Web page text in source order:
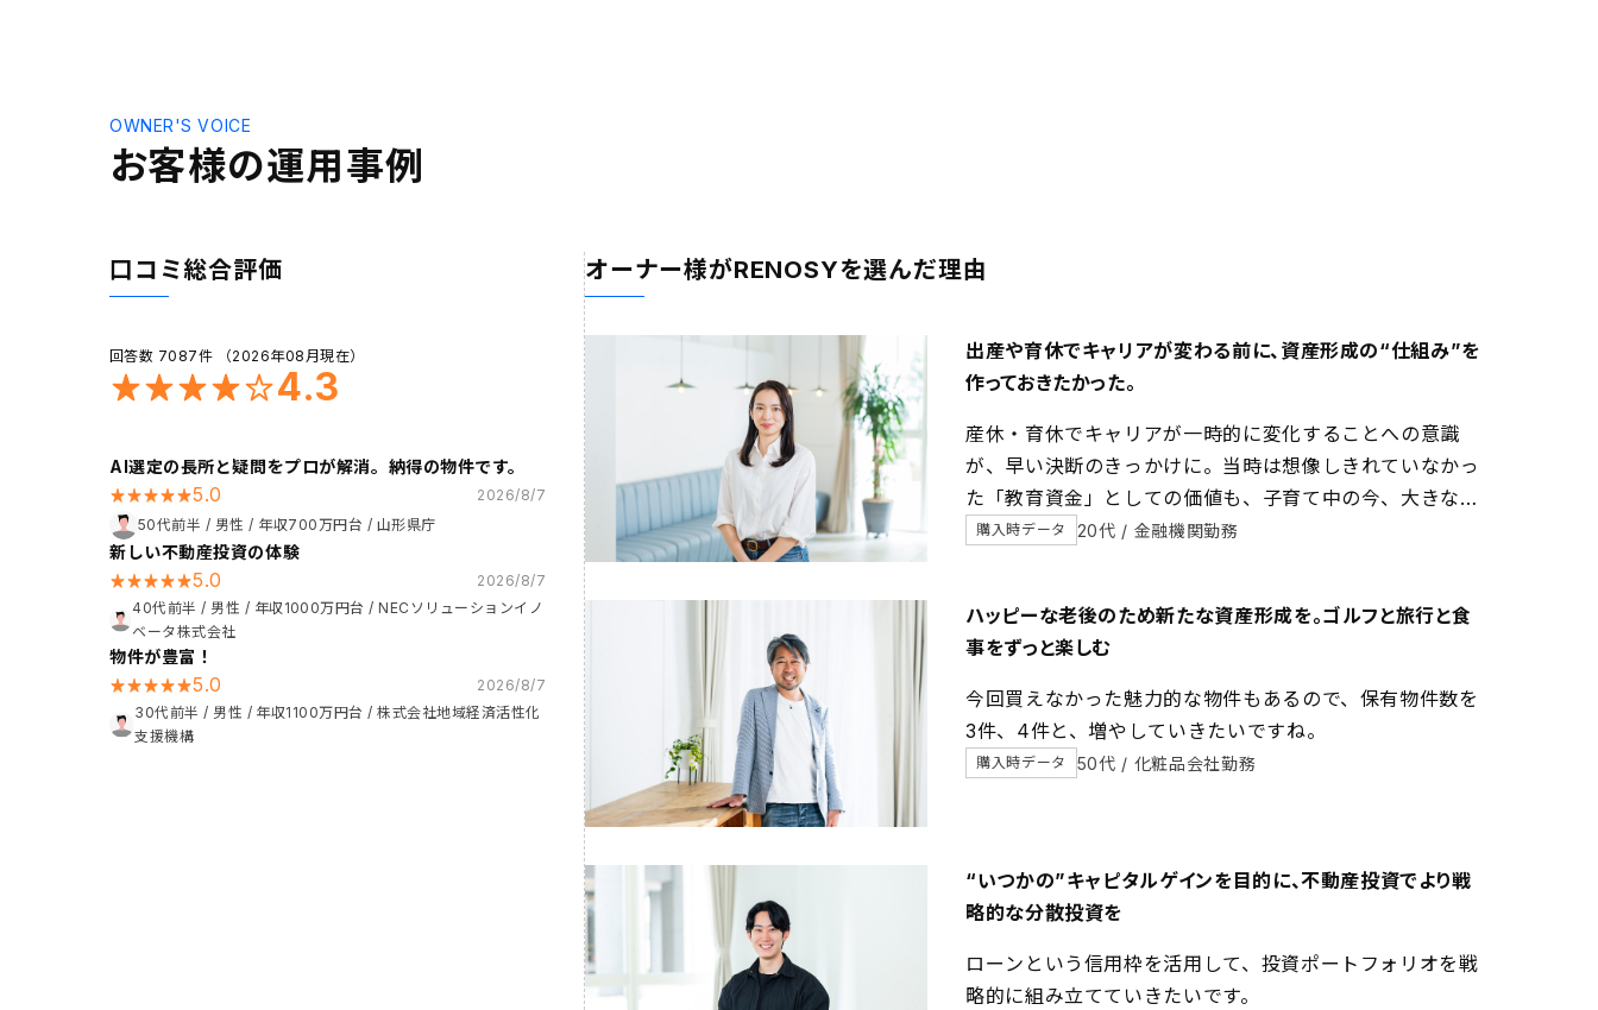
お客様の運用事例
OWNER'S VOICE
口コミ総合評価
回答数 7087件 （2026年08月現在）
4.3
AI選定の長所と疑問をプロが解消。納得の物件です。
5.0
2026/8/7
50代前半 / 男性 / 年収700万円台 / 山形県庁
新しい不動産投資の体験
5.0
2026/8/7
40代前半 / 男性 / 年収1000万円台 /NECソリューションイノ
ベータ株式会社
物件が豊富！
5.0
2026/8/7
30代前半 / 男性 / 年収1100万円台 /株式会社地域経済活性化
支援機構
オーナー様がRENOSYを選んだ理由
出産や育休でキャリアが変わる前に、資産形成の“仕組み”を
作っておきたかった。
産休・育休でキャリアが一時的に変化することへの意識
が、早い決断のきっかけに。当時は想像しきれていなかっ
た「教育資金」としての価値も、子育て中の今、大きな安
心感につながっています。
購入時データ 20代 / 金融機関勤務
ハッピーな老後のため新たな資産形成を。ゴルフと旅行と食
事をずっと楽しむ
今回買えなかった魅力的な物件もあるので、保有物件数を
3件、4件と、増やしていきたいですね。
購入時データ 50代 / 化粧品会社勤務
“いつかの”キャピタルゲインを目的に、不動産投資でより戦
略的な分散投資を
ローンという信用枠を活用して、投資ポートフォリオを戦
略的に組み立てていきたいです。